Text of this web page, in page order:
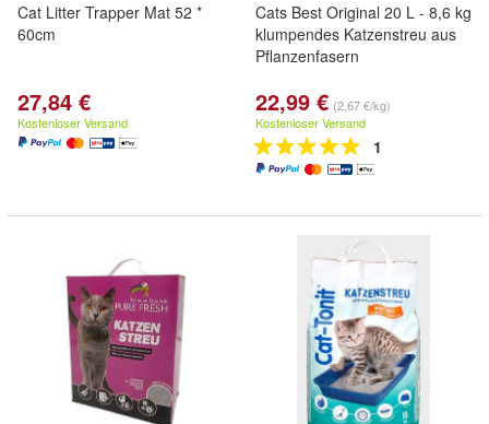
Cat Litter Trapper Mat 52 *
60cm
27,84 €
Kostenloser Versand
Cats Best Original 20 L - 8,6 kg
klumpendes Katzenstreu aus
Pflanzenfasern
22,99 € (2,67 €/kg)
Kostenloser Versand
1